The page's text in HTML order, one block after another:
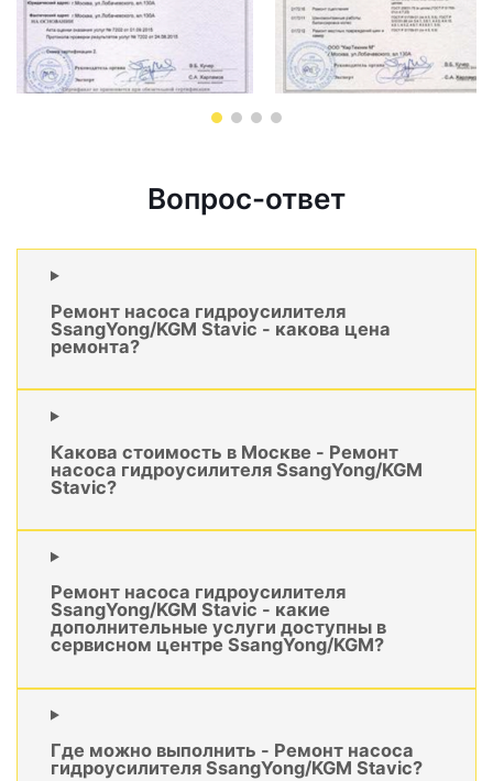
Вопрос-ответ
Ремонт насоса гидроусилителя
SsangYong/KGM Stavic - какова цена
ремонта?
Какова стоимость в Москве - Ремонт
насоса гидроусилителя SsangYong/KGM
Stavic?
Ремонт насоса гидроусилителя
SsangYong/KGM Stavic - какие
дополнительные услуги доступны в
сервисном центре SsangYong/KGM?
Где можно выполнить - Ремонт насоса
гидроусилителя SsangYong/KGM Stavic?